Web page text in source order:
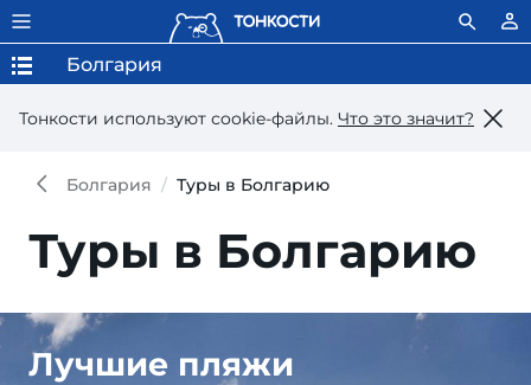
Тонкости используют сookie-файлы. Что это значит?
Болгария
Болгария Туры в Болгарию
Туры в Болгарию
Лучшие пляжи